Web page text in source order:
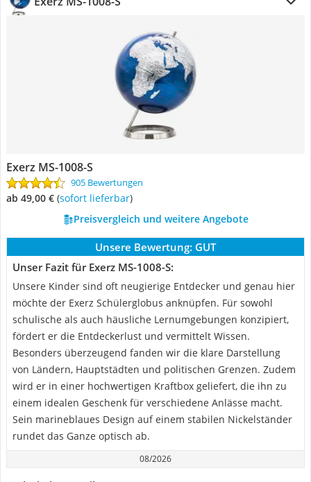
Exerz MS-1008-S
905 Bewertungen
ab 49,00 € ( Sofort lieferbar)
Preisvergleich und weitere Angebote
Unsere Bewertung: GUT
Unser Fazit für Exerz MS-1008-S:
Unsere Kinder sind oft neugierige Entdecker und genau hier
möchte der Exerz Schülerglobus anknüpfen. Für sowohl
schulische als auch häusliche Lernumgebungen konzipiert,
fördert er die Entdeckerlust und vermittelt Wissen.
Besonders überzeugend fanden wir die klare Darstellung
von Ländern, Hauptstädten und politischen Grenzen. Zudem
wird er in einer hochwertigen Kraftbox geliefert, die ihn zu
einem idealen Geschenk für verschiedene Anlässe macht.
Sein marineblaues Design auf einem stabilen Nickelständer
rundet das Ganze optisch ab.
08/2026